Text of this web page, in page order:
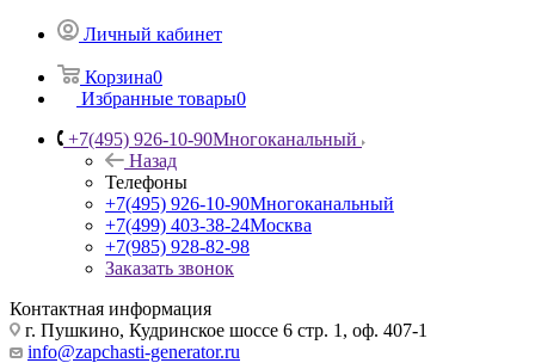
Личный кабинет
Корзина0
Избранные товары0
+7(495) 926-10-90Многоканальный
Назад
Телефоны
+7(495) 926-10-90Многоканальный
+7(499) 403-38-24Москва
+7(985) 928-82-98
Заказать звонок
Контактная информация
г. Пушкино, Кудринское шоссе 6 стр. 1, оф. 407-1
info@zapchasti-generator.ru